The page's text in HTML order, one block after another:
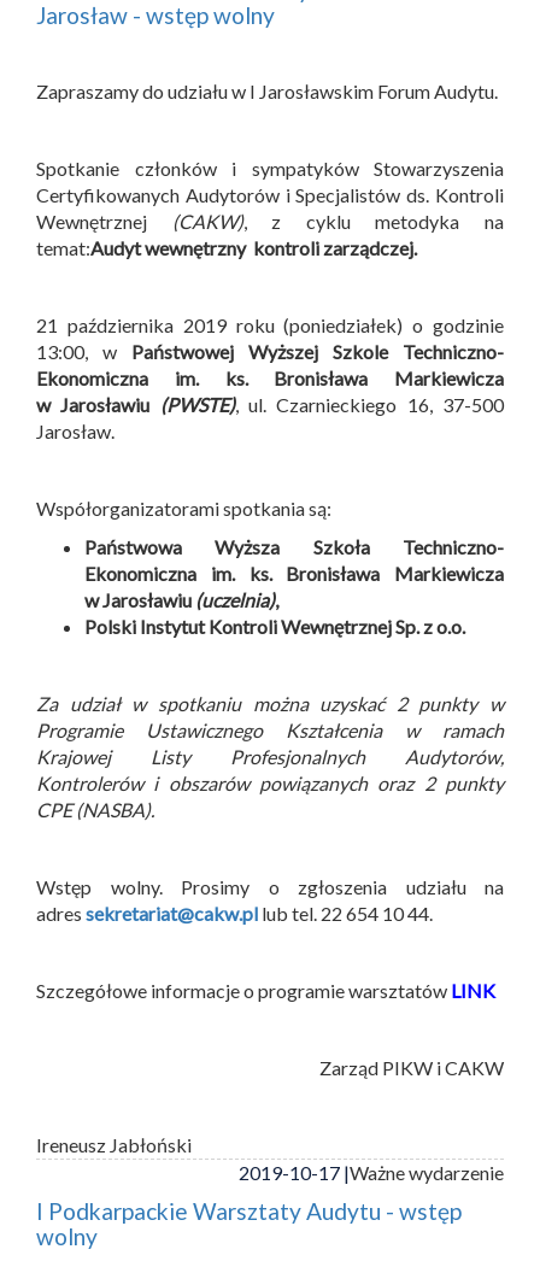
Jarosław - wstęp wolny
Zapraszamy do udziału w I Jarosławskim Forum Audytu.
Spotkanie członków i sympatyków Stowarzyszenia
Certyfikowanych Audytorów i Specjalistów ds. Kontroli
Wewnętrznej
(CAKW), z cyklu metodyka na
temat:Audyt wewnętrzny kontroli zarządczej.
21 października 2019 roku (poniedziałek) o godzinie
13:00, w Państwowej Wyższej Szkole Techniczno-
Ekonomiczna im. ks. Bronisława Markiewicza
w Jarosławiu (PWSTE), ul. Czarnieckiego 16, 37-500
Jarosław.
Współorganizatorami spotkania są:
Państwowa Wyższa Szkoła Techniczno-
Ekonomiczna im. ks. Bronisława Markiewicza
w Jarosławiu (uczelnia),
Polski Instytut Kontroli Wewnętrznej Sp. z o.o.
Za udział w spotkaniu można uzyskać 2 punkty w
Programie Ustawicznego Kształcenia w ramach
Krajowej Listy Profesjonalnych Audytorów,
Kontrolerów i obszarów powiązanych oraz 2 punkty
CPE (NASBA).
Wstęp wolny. Prosimy o zgłoszenia udziału na
adres sekretariat@cakw.pl lub tel. 22 654 10 44.
Szczegółowe informacje o programie warsztatów LINK
Zarząd PIKW i CAKW
Ireneusz Jabłoński
2019-10-17 |Ważne wydarzenie
I Podkarpackie Warsztaty Audytu - wstęp
wolny